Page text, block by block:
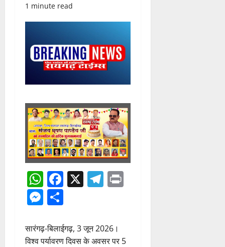
1 minute read
WhatsApp
Facebook
X Telegram
Messenger
सारंगढ़-बिलाईगढ़, 3 जून 2026।
विश्व पर्यावरण दिवस के अवसर पर 5